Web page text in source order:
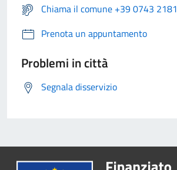
Chiama il comune +39 0743 2181
Prenota un appuntamento
Problemi in città
Segnala disservizio